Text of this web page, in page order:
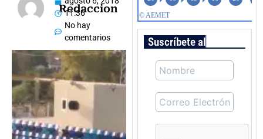
Redaccion
11:36
No hay
comentarios
Suscríbete al boletín